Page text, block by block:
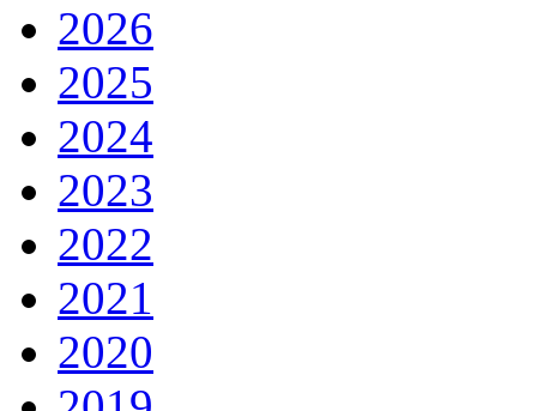
2026
2025
2024
2023
2022
2021
2020